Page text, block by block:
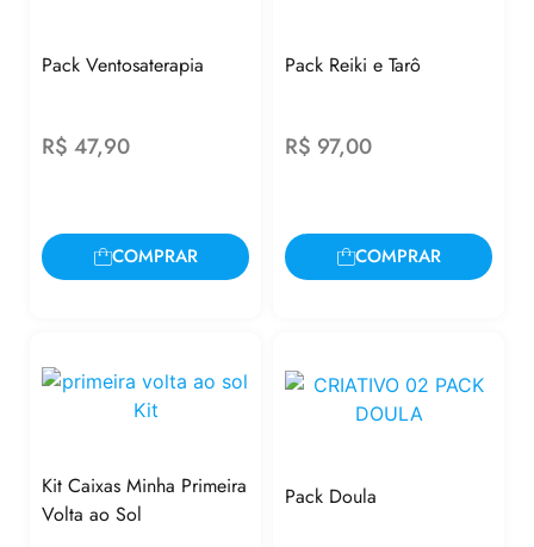
Pack Ventosaterapia
R$ 47,90
COMPRAR
Pack Reiki e Tarô
R$ 97,00
COMPRAR
Kit Caixas Minha Primeira
Volta ao Sol
Pack Doula